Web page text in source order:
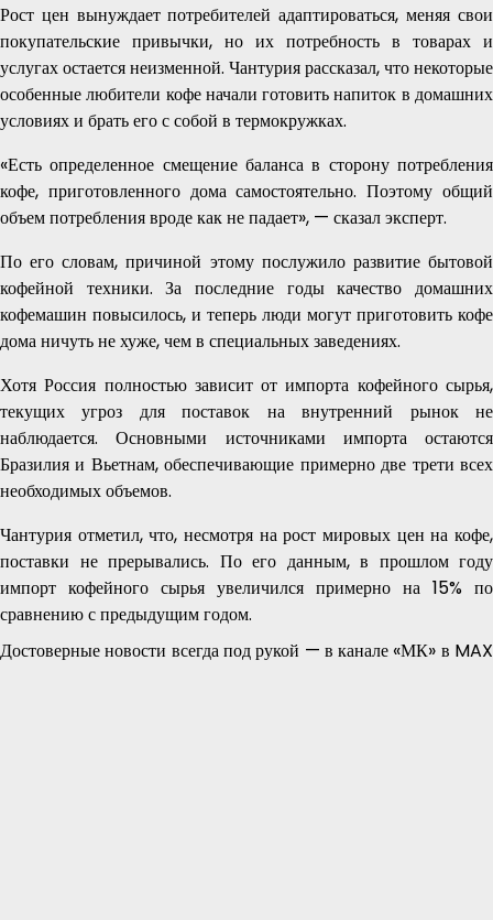
Рост цен вынуждает потребителей адаптироваться, меняя свои
покупательские привычки, но их потребность в товарах и
услугах остается неизменной. Чантурия рассказал, что некоторые
особенные любители кофе начали готовить напиток в домашних
условиях и брать его с собой в термокружках.
«Есть определенное смещение баланса в сторону потребления
кофе, приготовленного дома самостоятельно. Поэтому общий
объем потребления вроде как не падает», — сказал эксперт.
По его словам, причиной этому послужило развитие бытовой
кофейной техники. За последние годы качество домашних
кофемашин повысилось, и теперь люди могут приготовить кофе
дома ничуть не хуже, чем в специальных заведениях.
Хотя Россия полностью зависит от импорта кофейного сырья,
текущих угроз для поставок на внутренний рынок не
наблюдается. Основными источниками импорта остаются
Бразилия и Вьетнам, обеспечивающие примерно две трети всех
необходимых объемов.
Чантурия отметил, что, несмотря на рост мировых цен на кофе,
поставки не прерывались. По его данным, в прошлом году
импорт кофейного сырья увеличился примерно на 15% по
сравнению с предыдущим годом.
Достоверные новости всегда под рукой — в канале «МК» в MAX